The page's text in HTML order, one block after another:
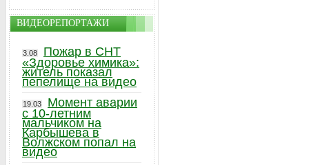
ВИДЕОРЕПОРТАЖИ
3.08
Пожар в СНТ
«Здоровье химика»:
житель показал
пепелище на видео
19.03
Момент аварии
с 10-летним
мальчиком на
Карбышева в
Волжском попал на
видео